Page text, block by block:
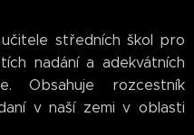
středních škol pro
nadání a adekvátních
Obsahuje rozcestník
v naší zemi v oblasti